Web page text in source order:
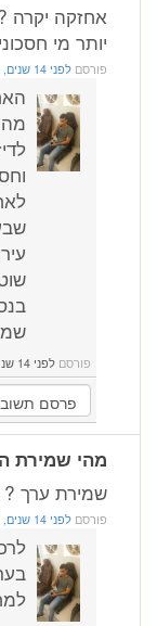
אחזקה יקרה ?
יותר מי
פורסם לפני 14 שנים, 8 חודשים
פורסם לפני 14 שנים, 8 חודשים
מהי שמירת
שמירת ערך ?
פורסם לפני 14 שנים, 8 חודשים